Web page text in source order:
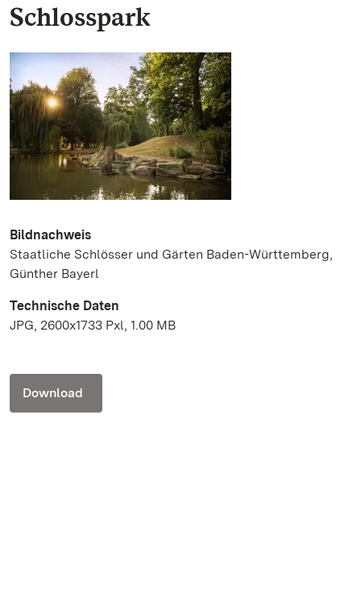
Schlosspark
Bildnachweis
Staatliche Schlösser und Gärten Baden-Württemberg,
Günther Bayerl
Technische Daten
JPG, 2600x1733 Pxl, 1.00 MB
Download